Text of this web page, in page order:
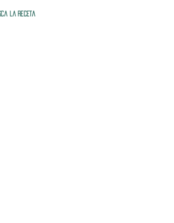
la receta